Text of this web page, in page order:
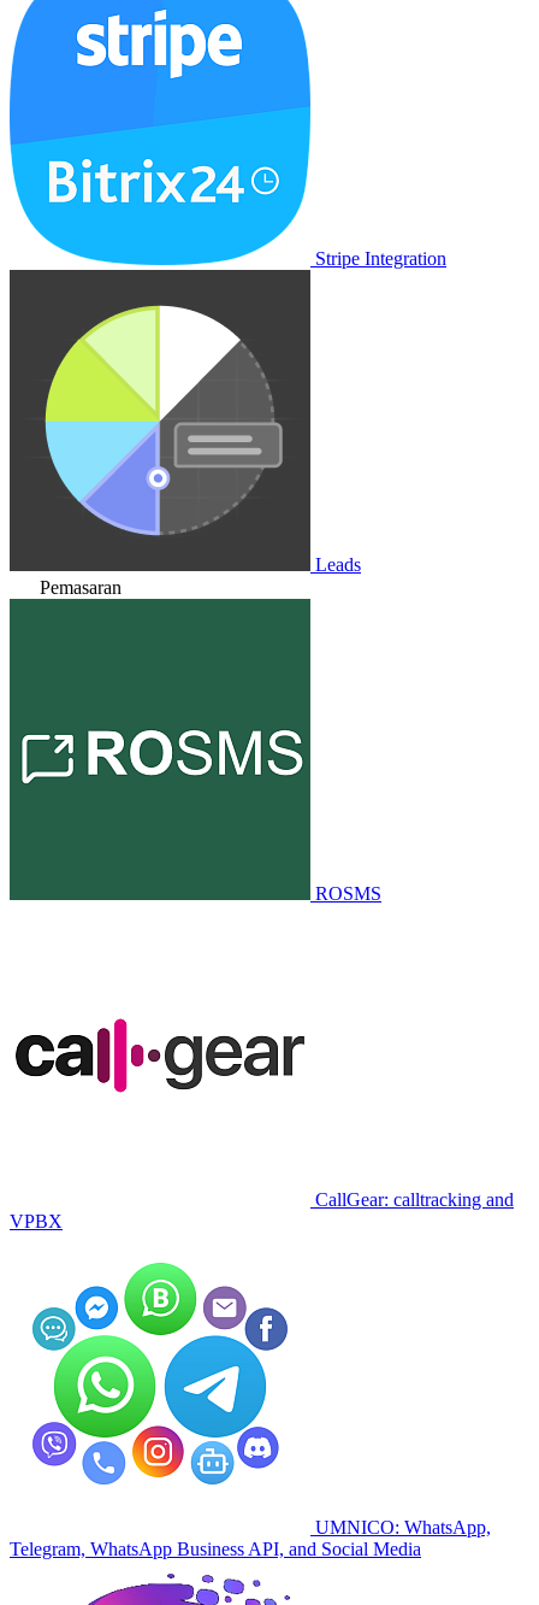
Stripe Integration
Leads
Pemasaran
ROSMS
CallGear: calltracking and
VPBX
UMNICO: WhatsApp,
Telegram, WhatsApp Business API, and Social Media